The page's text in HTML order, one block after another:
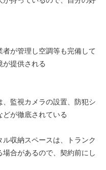
者が管理し空調等も完備して
が提供される
監視カメラの設置、防犯シ
どが徹底されている
収納スペースは、トランク
合があるので、契約前にし